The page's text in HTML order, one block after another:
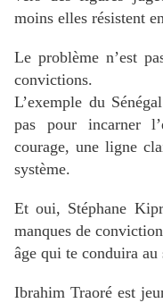
moins elles résistent
Le problème n’est
convictions.
L’exemple du
pas pour incarner
courage, une ligne
système.
Et oui, Stéphane
manques de
âge qui te conduira au
Ibrahim Traoré est